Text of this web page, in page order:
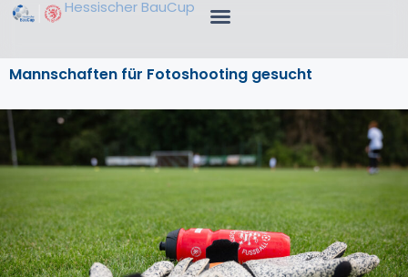
Hessischer BauCup
Mannschaften für Fotoshooting gesucht